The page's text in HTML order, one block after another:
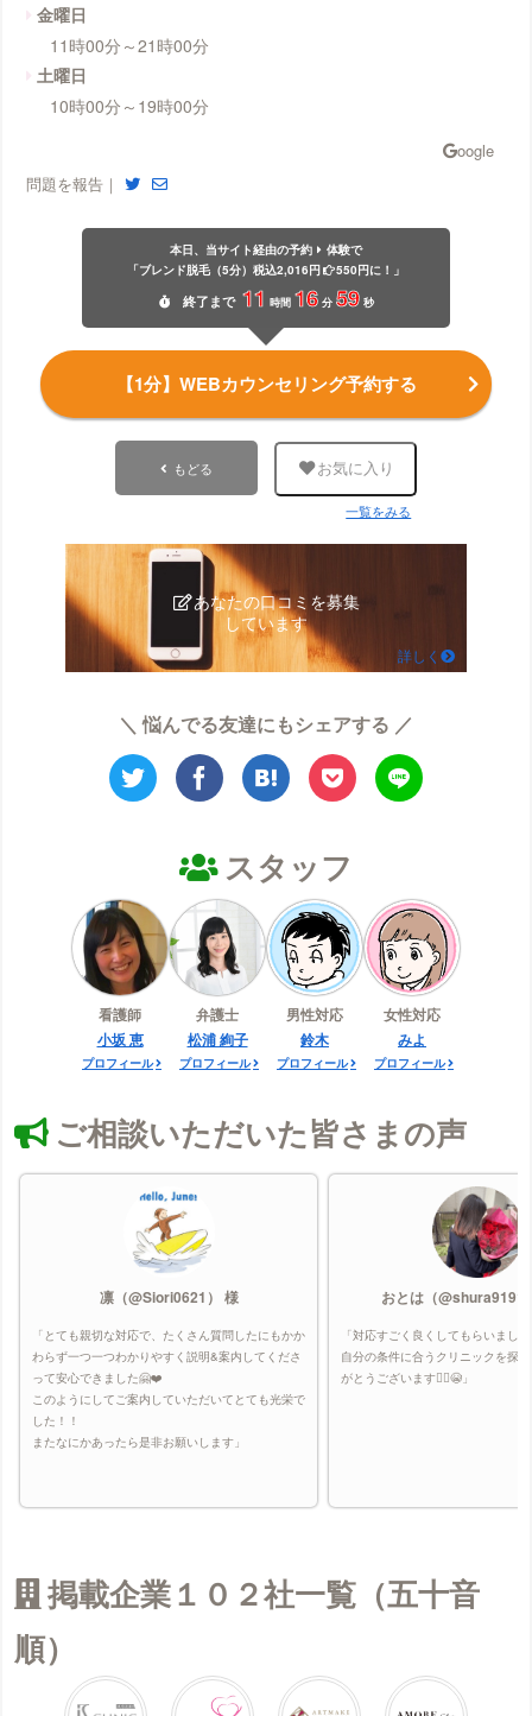
金曜日
11時00分～21時00分
土曜日
10時00分～19時00分
問題を報告｜
本日、当サイト経由の予約
体験で
「ブレンド脱毛（5分）税込2,016円
550円に！」
終了 まで 11 時間 16 分 58 秒
【1分】WEBカウンセリング予約する
もどる お気に入り
一覧をみる
あなたの口コミを募集
しています
詳しく
＼ 悩んでる友達にもシェアする ／
スタッフ
看護師
小坂 恵
プロフィール
弁護士
松浦 絢子
プロフィール
男性対応
鈴木
プロフィール
女性対応
みよ
プロフィール
ご相談いただいた皆さまの声
凛（@Siori0621） 様
「とても親切な対応で、たくさん質問したにもかか
わらず一つ一つわかりやすく説明&案内してくださ
って安心できました🤗❤️
このようにしてご案内していただいてとても光栄で
した！！
またなにかあったら是非お願いします」
おとは（
「対応すごく良くしてもらいまし
自分の条件に合うクリニックを探
がとうございます🙇‍♀️😭」
掲載企業１０２社一覧（五十音
順）